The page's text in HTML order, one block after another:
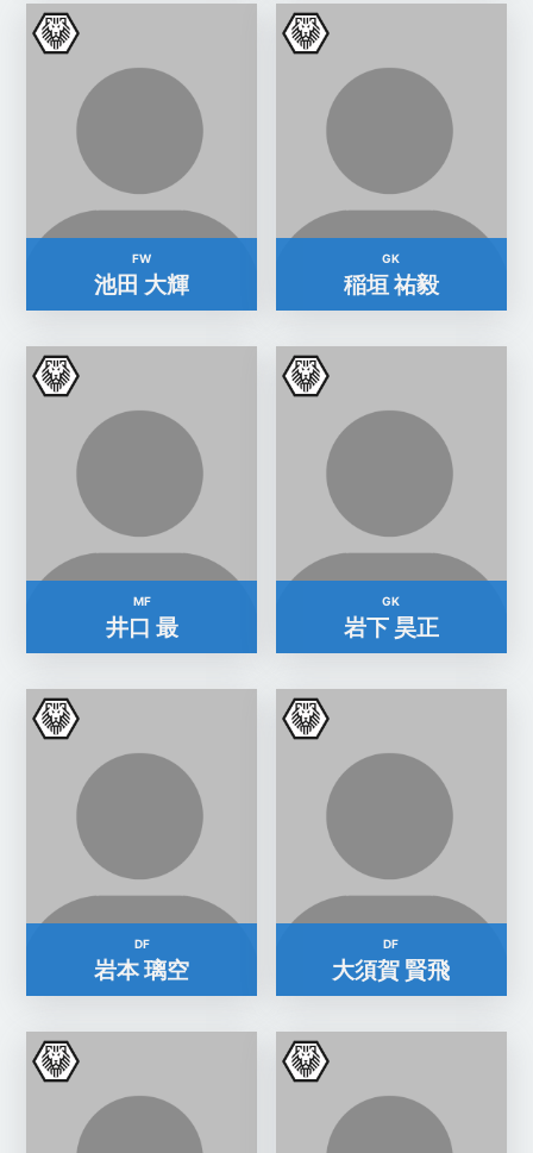
FW
池田 大輝
GK
稲垣 祐毅
MF
井口 最
GK
岩下 昊正
DF
岩本 璃空
DF
大須賀 賢飛